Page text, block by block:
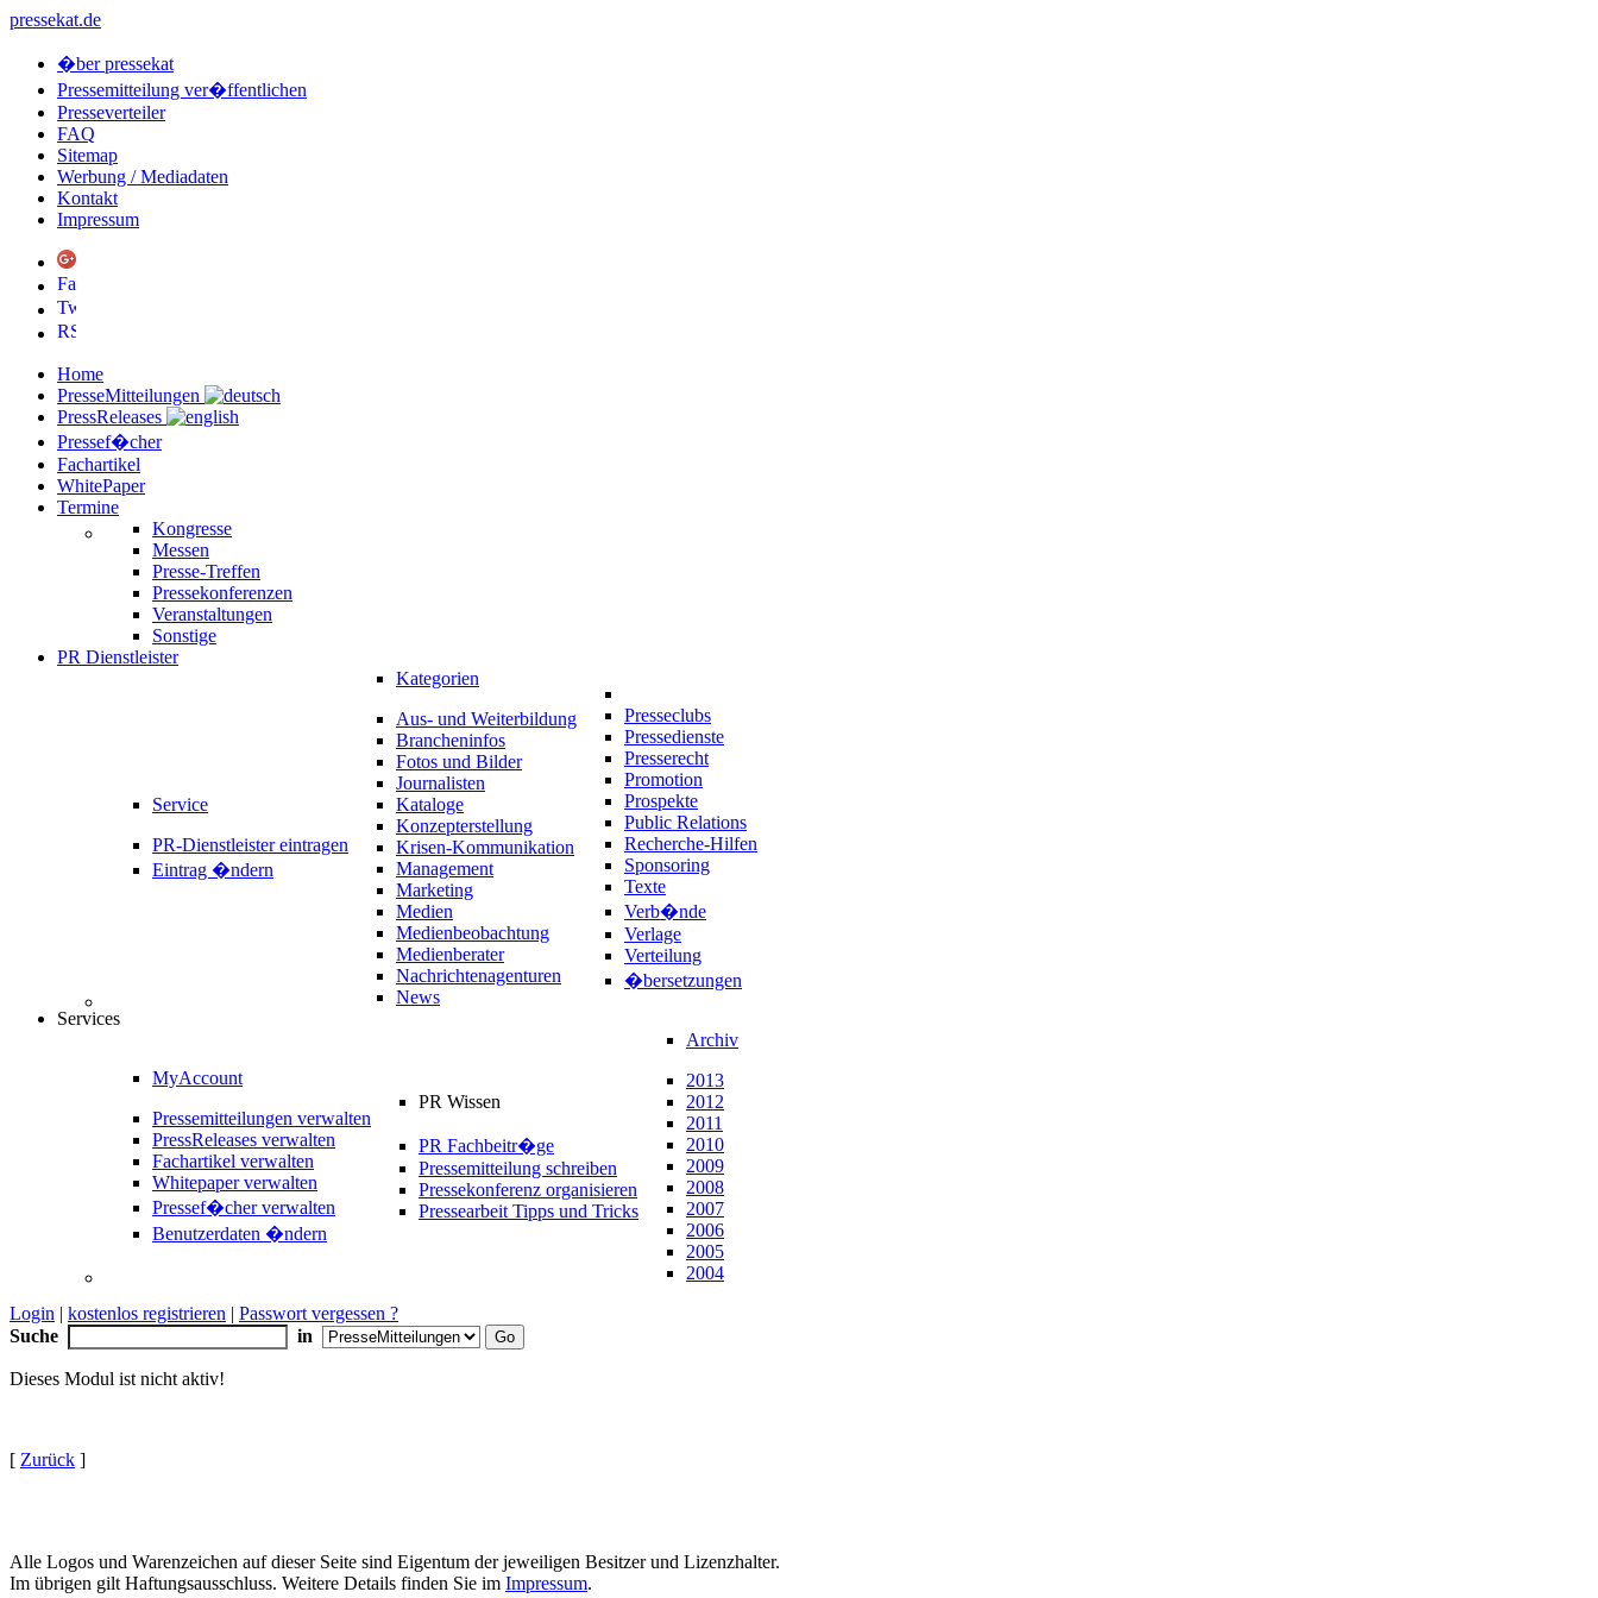
pressekat.de
�ber pressekat
Pressemitteilung ver�ffentlichen
Presseverteiler
FAQ
Sitemap
Werbung / Mediadaten
Kontakt
Impressum
Home
PresseMitteilungen
PressReleases
Pressef�cher
Fachartikel
WhitePaper
Termine
Kongresse
Messen
Presse-Treffen
Pressekonferenzen
Veranstaltungen
Sonstige
PR Dienstleister
Service
PR-Dienstleister eintragen
Eintrag �ndern
Kategorien
Aus- und Weiterbildung
Brancheninfos
Fotos und Bilder
Journalisten
Kataloge
Konzepterstellung
Krisen-Kommunikation
Management
Marketing
Medien
Medienbeobachtung
Medienberater
Nachrichtenagenturen
News
Presseclubs
Pressedienste
Presserecht
Promotion
Prospekte
Public Relations
Recherche-Hilfen
Sponsoring
Texte
Verb�nde
Verlage
Verteilung
�bersetzungen
Services
MyAccount
Pressemitteilungen verwalten
PressReleases verwalten
Fachartikel verwalten
Whitepaper verwalten
Pressef�cher verwalten
Benutzerdaten �ndern
PR Wissen
PR Fachbeitr�ge
Pressemitteilung schreiben
Pressekonferenz organisieren
Pressearbeit Tipps und Tricks
Archiv
2013
2012
2011
2010
2009
2008
2007
2006
2005
2004
Login | kostenlos registrieren | Passwort vergessen ?
Suche
in
Dieses Modul ist nicht aktiv!
[ Zurück ]
Alle Logos und Warenzeichen auf dieser Seite sind Eigentum der jeweiligen Besitzer und Lizenzhalter.
Im übrigen gilt Haftungsausschluss. Weitere Details finden Sie im Impressum.